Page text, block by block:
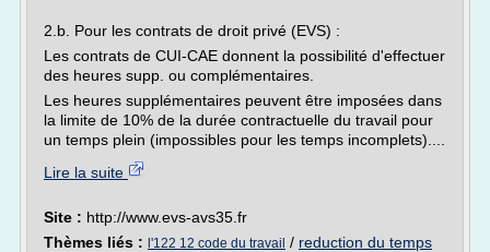
2.b. Pour les contrats de droit privé (EVS) :
Les contrats de CUI-CAE donnent la possibilité d'effectuer
des heures supp. ou complémentaires.
Les heures supplémentaires peuvent être imposées dans
la limite de 10% de la durée contractuelle du travail pour
un temps plein (impossibles pour les temps incomplets)....
Lire la suite
Site : http://www.evs-avs35.fr
Thèmes liés : l'122 12 code du travail / reduction du temps